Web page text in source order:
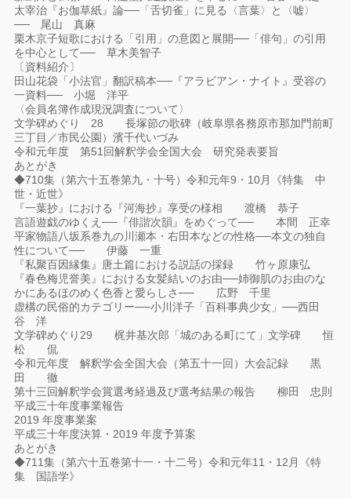
太宰治『お伽草紙』論──「舌切雀」に見る〈言葉〉と〈嘘〉
── 尾山 真麻
栗木京子短歌における「引用」の意図と展開──「俳句」の引用
を中心として── 草木美智子
〔資料紹介〕
田山花袋「小法官」翻訳稿本──『アラビアン・ナイト』受容の
一資料── 小堀 洋平
〈会員名簿作成現況調査について〉
文学碑めぐり 28 長塚節の歌碑（岐阜県各務原市那加門前町
三丁目／市民公園）濱千代いづみ
令和元年度 第51回解釈学会全国大会 研究発表要旨
あとがき
◆710集（第六十五巻第九・十号）令和元年9・10月《特集 中
世・近世》
『一葉抄』における『河海抄』享受の様相 渡橋 恭子
言語遊戯のゆくえ──『俳諧次韻』をめぐって── 本間 正幸
平家物語八坂系巻九の川瀬本・右田本などの性格──本文の独自
性について── 伊藤 一重
『私聚百因縁集』唐土篇における説話の採録 竹ヶ原康弘
『春色梅児誉美』における女髪結いのお由──姉御肌のお由のな
かにあるほのめく色香と愛らしさ── 広野 千里
虚構の民俗的カテゴリー──小川洋子「百科事典少女」──西田
谷 洋
文学碑めぐり29 梶井基次郎「城のある町にて」文学碑 恒
松 侃
令和元年度 解釈学会全国大会（第五十一回）大会記録 黒
田 徹
第十三回解釈学会賞選考経過及び選考結果の報告 柳田 忠則
平成三十年度事業報告
2019 年度事業案
平成三十年度決算・2019 年度予算案
あとがき
◆711集（第六十五巻第十一・十二号）令和元年11・12月
《特
集 国語学》